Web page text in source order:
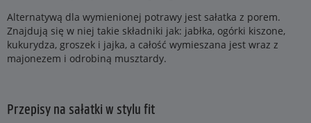
Alternatywą dla wymienionej potrawy jest sałatka z porem.
Znajdują się w niej takie składniki jak: jabłka, ogórki kiszone,
kukurydza, groszek i jajka, a całość wymieszana jest wraz z
majonezem i odrobiną musztardy.
Przepisy na sałatki w stylu fit